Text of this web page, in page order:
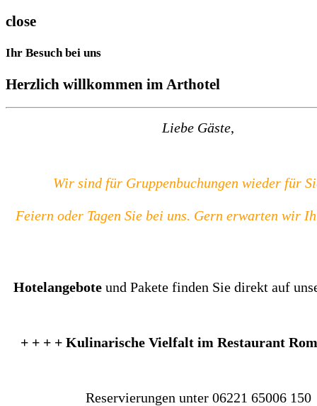
close
Ihr Besuch bei uns
Herzlich willkommen im Arthotel
Liebe Gäste,
Wir sind für Gruppenbuchungen wieder für
Feiern oder Tagen Sie bei uns. Gern erwarten wir
Hotelangeboteund Pakete finden Sie direkt auf
+ + + + Kulinarische Vielfalt im Restaurant
Reservierungen unter 06221 65006 150